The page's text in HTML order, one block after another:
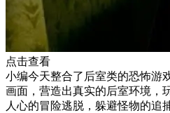
点击查看
小编今天整合了后室类的恐怖游
画面，营造出真实的后室环境，
人心的冒险逃脱，躲避怪物的追